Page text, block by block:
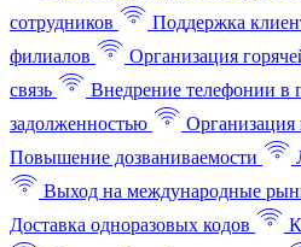
сотрудников
Поддержка
филиалов
Организация
связь
Внедрение телефонии в
задолженностью
Организация
Повышение дозваниваемости
Выход на международные
Доставка одноразовых кодов